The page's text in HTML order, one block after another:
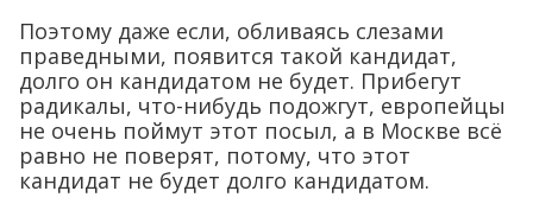
Поэтому даже если, обливаясь слезами
праведными, появится такой кандидат,
долго он кандидатом не будет. Прибегут
радикалы, что-нибудь подожгут, европейцы
не очень поймут этот посыл, а в Москве всё
равно не поверят, потому, что этот
кандидат не будет долго кандидатом.